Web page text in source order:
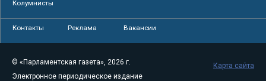
Колумнисты
Контакты Реклама Вакансии
© «Парламентская газета», 2026 г.
Электронное периодическое издание
Карта сайта